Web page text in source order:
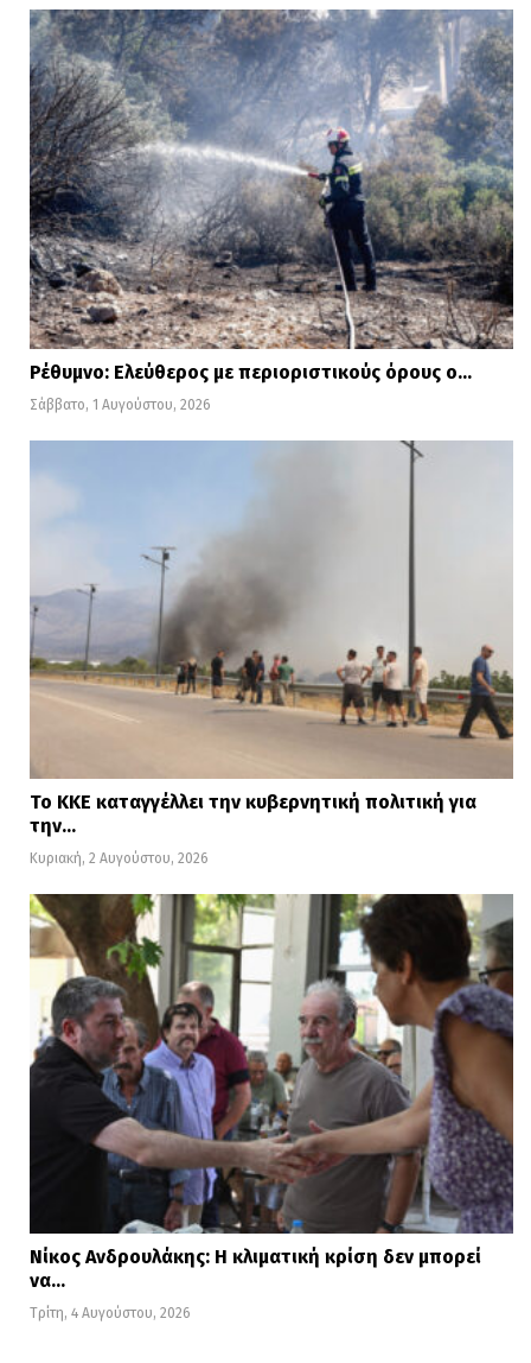
Ενδεικτικό είναι, επίσης, ότι παρά τις
αυξημένες βροχοπτώσεις των τελευταίων
μηνών τα αποθέματα νερού στους
ταμιευτήρες τωνυδροηλεκτρικών της
ΔΕΗβρίσκονται σε ιστορικά χαμηλά
επίπεδα.
Τα φράγματα της ΔΕΗ χρησιμοποιούνται
τόσο για την παραγωγή ενέργειας όσο και
για άρδευση/ύδρευση.
Έτσι, η μείωση των αποθεμάτων
εγκυμονεί κινδύνους όχι μόνο για την
επάρκεια νερού αλλά και για το κόστος
της ηλεκτρικής ενέργειας.
Διαβάστε ΕΔΩπερισσότερες ειδήσεις
Ρέθυμνο: Ελεύθερος με περιοριστικούς όρους ο…
Σάββατο, 1 Αυγούστου, 2026
Το ΚΚΕ καταγγέλλει την κυβερνητική πολιτική για
την…
Κυριακή, 2 Αυγούστου, 2026
Νίκος Ανδρουλάκης: Η κλιματική κρίση δεν μπορεί
να…
Τρίτη, 4 Αυγούστου, 2026